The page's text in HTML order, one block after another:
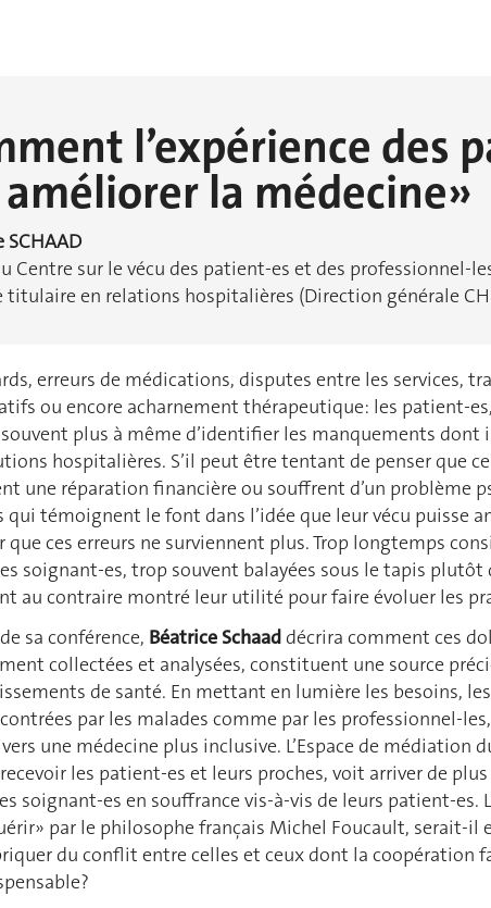
l’expérience des
la médecine»
SCHAAD
Centre sur le vécu des patient-es et des professionnel-
titulaire en relations hospitalières (Direction générale
erreurs de médications, disputes entre les services,
ou encore acharnement thérapeutique: les patient-
plus à même d’identifier les manquements
hospitalières. S’il peut être tentant de penser que
une réparation financière ou souffrent d’un problème
qui témoignent le font dans l’idée que leur vécu puisse
que ces erreurs ne surviennent plus. Trop longtemps
soignant-es, trop souvent balayées sous le tapis plutôt
au contraire montré leur utilité pour faire évoluer les
sa conférence, Béatrice Schaad décrira comment ces
collectées et analysées, constituent une source
de santé. En mettant en lumière les besoins,
par les malades comme par les professionnel-
une médecine plus inclusive. L’Espace de médiation
les patient-es et leurs proches, voit arriver de
soignant-es en souffrance vis-à-vis de leurs patient-es.
par le philosophe français Michel Foucault, serait-il
du conflit entre celles et ceux dont la coopération